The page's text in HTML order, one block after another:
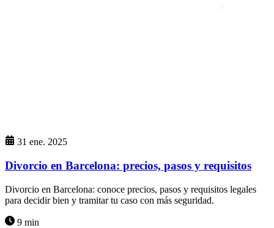
31 ene. 2025
Divorcio en Barcelona: precios, pasos y requisitos
Divorcio en Barcelona: conoce precios, pasos y requisitos legales
para decidir bien y tramitar tu caso con más seguridad.
9 min